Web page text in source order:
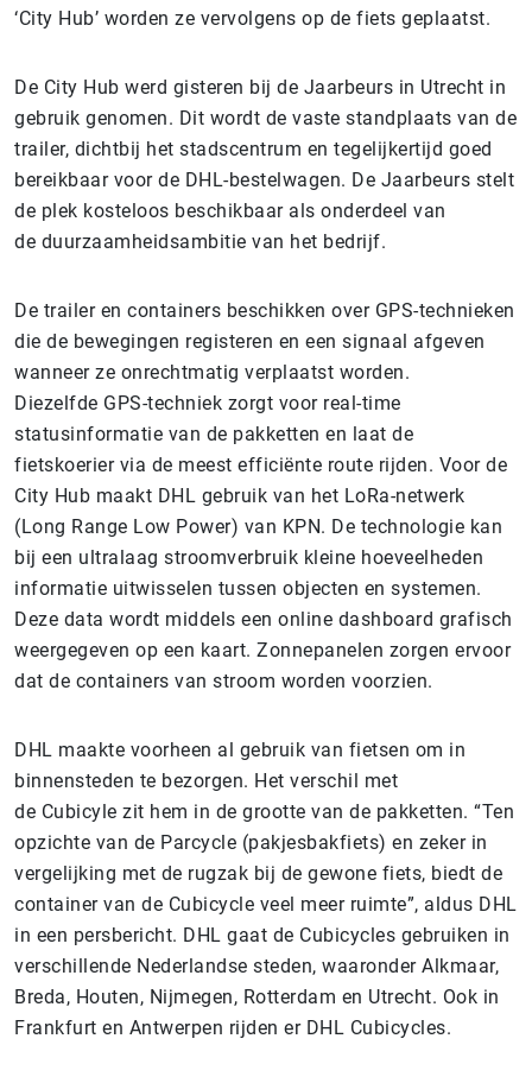
‘City Hub’ worden ze vervolgens op de fiets geplaatst.
De City Hub werd gisteren bij de Jaarbeurs in Utrecht in
gebruik genomen. Dit wordt de vaste standplaats van de
trailer, dichtbij het stadscentrum en tegelijkertijd goed
bereikbaar voor de DHL-bestelwagen. De Jaarbeurs stelt
de plek kosteloos beschikbaar als onderdeel van
de duurzaamheidsambitie van het bedrijf.
De trailer en containers beschikken over GPS-technieken
die de bewegingen registeren en een signaal afgeven
wanneer ze onrechtmatig verplaatst worden.
Diezelfde GPS-techniek zorgt voor real-time
statusinformatie van de pakketten en laat de
fietskoerier via de meest efficiënte route rijden. Voor de
City Hub maakt DHL gebruik van het LoRa-netwerk
(Long Range Low Power) van KPN. De technologie kan
bij een ultralaag stroomverbruik kleine hoeveelheden
informatie uitwisselen tussen objecten en systemen.
Deze data wordt middels een online dashboard grafisch
weergegeven op een kaart. Zonnepanelen zorgen ervoor
dat de containers van stroom worden voorzien.
DHL maakte voorheen al gebruik van fietsen om in
binnensteden te bezorgen. Het verschil met
de Cubicyle zit hem in de grootte van de pakketten. “Ten
opzichte van de Parcycle (pakjesbakfiets) en zeker in
vergelijking met de rugzak bij de gewone fiets, biedt de
container van de Cubicycle veel meer ruimte”, aldus DHL
in een persbericht. DHL gaat de Cubicycles gebruiken in
verschillende Nederlandse steden, waaronder Alkmaar,
Breda, Houten, Nijmegen, Rotterdam en Utrecht. Ook in
Frankfurt en Antwerpen rijden er DHL Cubicycles.